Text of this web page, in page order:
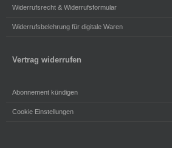
Widerrufsrecht & Widerrufsformular
Widerrufsbelehrung für digitale Waren
Vertrag widerrufen
Abonnement kündigen
Cookie Einstellungen